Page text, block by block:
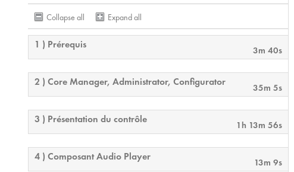
Collapse all Expand all
1 ) Prérequis 3m 40s
2 ) Core Manager, Administrator, Configurator 35m 5s
3 ) Présentation du contrôle 1h 13m 56s
4 ) Composant Audio Player 13m 9s